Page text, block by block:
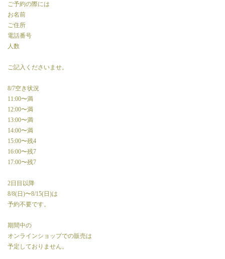
ご予約の際には
お名前
ご住所
電話番号
人数
ご記入くださいませ。
8/7空き状況
11:00〜満
12:00〜満
13:00〜満
14:00〜満
15:00〜残4
16:00〜残7
17:00〜残7
2日目以降
8/8(日)〜8/15(日)は
予約不要です。
期間中の
オンラインショップでの販売は
予定しておりません。